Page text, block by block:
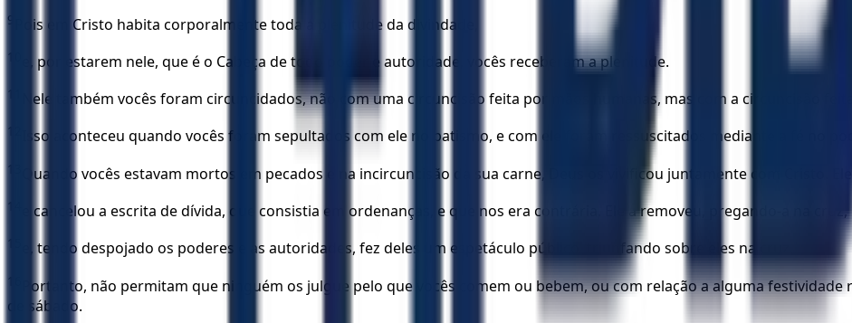
9 Pois em Cristo habita corporalmente toda a plenitude da divindade,
10 e, por estarem nele, que é o Cabeça de todo poder e autoridade, vocês receberam a plenitude.
11 Nele também vocês foram circuncidados, não com uma circuncisão feita por mãos humanas, mas com a circuncisão
12 Isso aconteceu quando vocês foram sepultados com ele no batismo, e com ele foram ressuscitados mediante a fé no
13 Quando vocês estavam mortos em pecados e na incircuncisão da sua carne, Deus os vivificou juntamente com Cristo.
14 e cancelou a escrita de dívida, que consistia em ordenanças, e que nos era contrária. Ele a removeu, pregando-a na cruz,
15 e, tendo despojado os poderes e as autoridades, fez deles um espetáculo público, triunfando sobre eles na cruz.
16
Portanto, não permitam que ninguém os julgue pelo que vocês comem ou bebem, ou com relação a alguma
de sábado.